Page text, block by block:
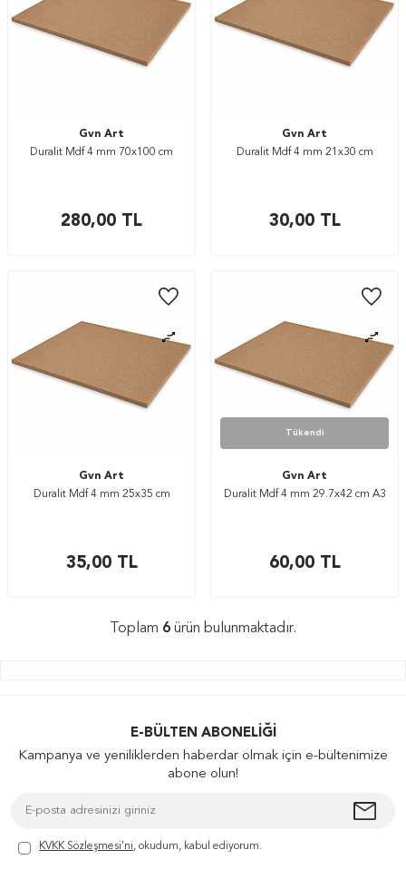
Gvn Art
Duralit Mdf 4 mm 70x100 cm
280,00 TL
Gvn Art
Duralit Mdf 4 mm 21x30 cm
30,00TL
Gvn Art
Duralit Mdf 4 mm 25x35 cm
35,00TL
Tükendi
Gvn Art
Duralit Mdf 4 mm 29.7x42 cm A3
60,00TL
Toplam 6 ürün bulunmaktadır.
E-BÜLTEN ABONELIĞI
Kampanya ve yeniliklerden haberdar olmak için e-bültenimize
abone olun!
KVKK Sözleşmesi'ni, okudum, kabul ediyorum.